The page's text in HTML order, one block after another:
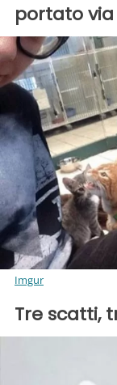
portato
Imgur
Tre scatti,